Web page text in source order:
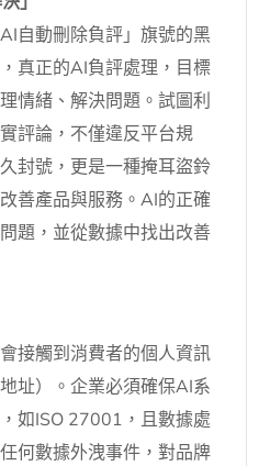
自動刪除負評」旗號的黑
真正的AI負評處理，目標
情緒、解決問題。試圖利
評論，不僅違反平台規
封號，更是一種掩耳盜鈴
善產品與服務。AI的正確
題，並從數據中找出改善
接觸到消費者的個人資訊
址）。企業必須確保AI系
如ISO 27001，且數據處
何數據外洩事件，對品牌